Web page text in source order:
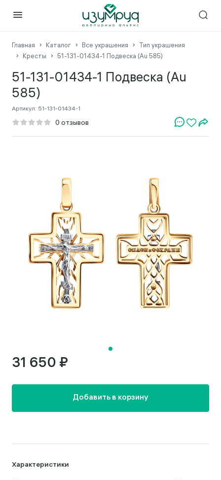
Главная Каталог Все украшения
Тип украшения
Кресты
51-131-01434-1 Подвеска (Au 585)
51-131-01434-1 Подвеска (Au
585)
Артикул: 51-131-01434-1
Характеристики
31 650 ₽
Добавить в корзину